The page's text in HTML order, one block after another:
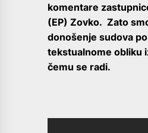
komentare
(EP) Zovko. Zato
donošenje sudova
tekstualnome obliku
čemu se radi.